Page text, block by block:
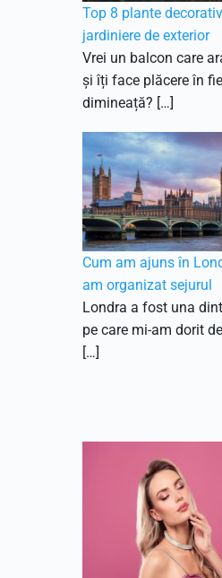
Top 8 plante
jardiniere de exterior
Vrei un balcon care
și îți face plăcere în
dimineață? […]
Cum am ajuns în
am organizat sejurul
Londra a fost una
pe care mi-am dorit
[…]